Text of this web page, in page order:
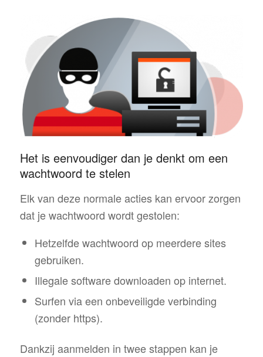
Het is eenvoudiger dan je denkt om een
wachtwoord te stelen
Elk van deze normale acties kan ervoor zorgen
dat je wachtwoord wordt gestolen:
Hetzelfde wachtwoord op meerdere sites
gebruiken.
Illegale software downloaden op internet.
Surfen via een onbeveiligde verbinding
(zonder https).
Dankzij aanmelden in twee stappen kan je